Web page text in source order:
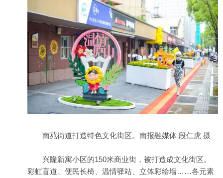
南苑街道打造特色文化街区。南报融媒体 段仁虎 摄
兴隆新寓小区的150米商业街，被打造成文化街区。
彩虹盲道、便民长椅、温情驿站、立体彩绘墙……各元素